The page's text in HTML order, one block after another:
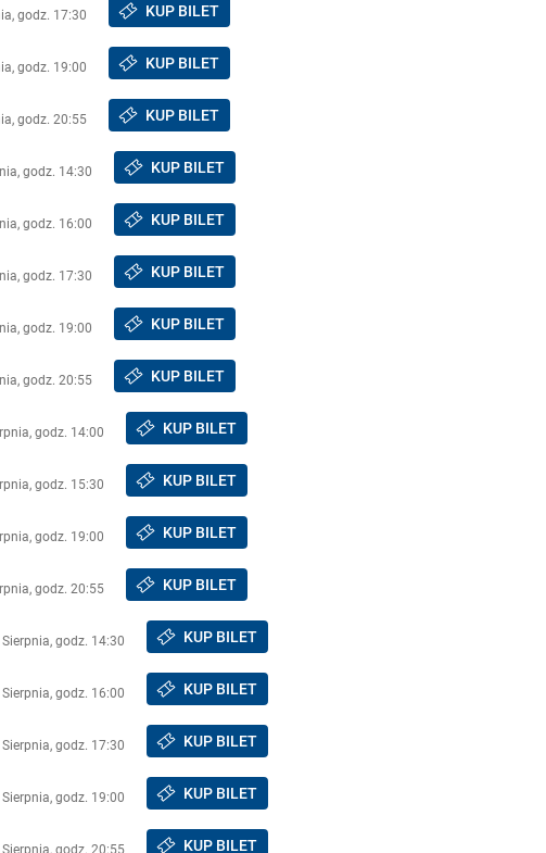
godz. 17:30 KUP BILET
godz. 19:00 KUP BILET
godz. 20:55 KUP BILET
godz. 14:30 KUP BILET
godz. 16:00 KUP BILET
godz. 17:30 KUP BILET
godz. 19:00 KUP BILET
godz. 20:55 KUP BILET
godz. 14:00 KUP BILET
godz. 15:30 KUP BILET
godz. 19:00 KUP BILET
godz. 20:55 KUP BILET
godz. 14:30 KUP BILET
godz. 16:00 KUP BILET
godz. 17:30 KUP BILET
godz. 19:00 KUP BILET
Sierpnia, godz. 20:55 KUP BILET